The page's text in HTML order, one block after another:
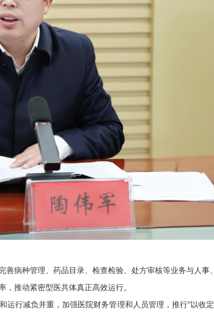
病种管理、药品目录、检查检验、处方审核等业务与人事
推动紧密型医共体真正高效运行。
行减负并重，加强医院财务管理和人员管理，推行“以收